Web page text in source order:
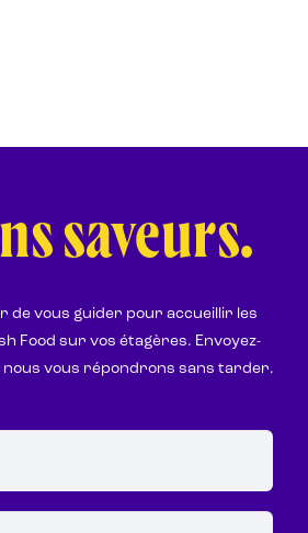
saveurs.
de vous guider pour accueillir les
Food sur vos étagères. Envoyez-
nous vous répondrons sans tarder.